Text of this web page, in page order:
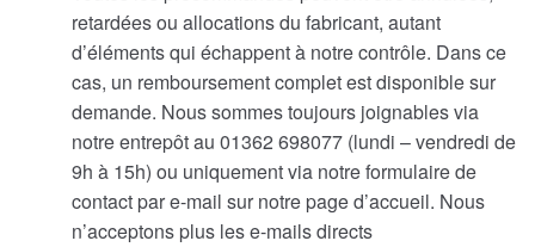
retardées ou allocations du fabricant, autant
d’éléments qui échappent à notre contrôle. Dans ce
cas, un remboursement complet est disponible sur
demande. Nous sommes toujours joignables via
notre entrepôt au 01362 698077 (lundi – vendredi de
9h à 15h) ou uniquement via notre formulaire de
contact par e-mail sur notre page d’accueil. Nous
n’acceptons plus les e-mails directs